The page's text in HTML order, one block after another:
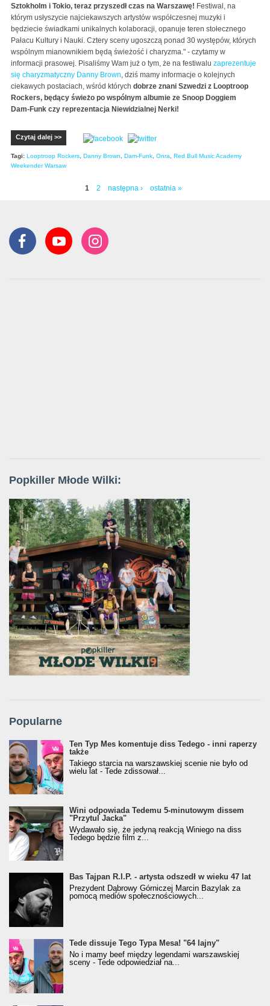
Sztokholm i Tokio, teraz przyszedł czas na Warszawę! Festiwal, na
którym usłyszycie najciekawszych artystów współczesnej muzyki i
będziecie świadkami unikalnych kolaboracji, opanuje teren stołecznego
Pałacu Kultury i Nauki. Cztery sceny ugoszczą ponad 30 występów, których
wspólnym mianownikiem będą świeżość i charyzma." - czytamy w
informacji prasowej. Pisaliśmy Wam już o tym, że na festiwalu zaprezentuje
się charyzmatyczny Danny Brown, dziś mamy informacje o kolejnych
ciekawych postaciach, wśród których dobrze znani Szwedzi z Looptroop
Rockers, będący świeżo po wspólnym albumie ze Snoop Doggiem
Dam-Funk czy reprezentacja Niewidzialnej Nerki!
Czytaj dalej >>
Tagi: Looptroop Rockers, Danny Brown, Dam-Funk, Onra, Red Bull Music Academy
Weekender Warsaw
1 2 następna › ostatnia »
Popkiller Młode Wilki:
Popularne
Ten Typ Mes komentuje diss Tedego - inni raperzy
także
Takiego starcia na warszawskiej scenie nie było od
wielu lat - Tede zdissował...
Wini odpowiada Tedemu 5-minutowym dissem
"Przytul Jacka"
Wydawało się, że jedyną reakcją Winiego na diss
Tedego będzie film z...
Bas Tajpan R.I.P. - artysta odszedł w wieku 47 lat
Prezydent Dąbrowy Górniczej Marcin Bazylak za
pomocą mediów społecznościowych...
Tede dissuje Tego Typa Mesa! "64 lajny"
No i mamy beef między legendami warszawskiej
sceny - Tede odpowiedział na...